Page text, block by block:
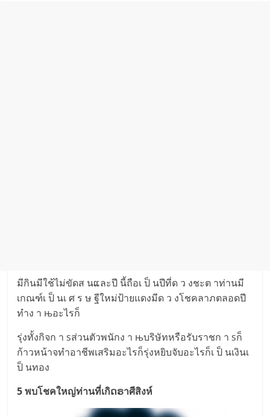
มีกินมีใช้ไม่ขัดส นແละปี นี้ถือเ ป็ นปีที่ด ว งชะต าท่านมี
เกณฑ์เ ป็ นเ ศ ร ษ ฐีใหม่ป้ายแดงมีด ว งโชคลาภตลอดปี
ทำง า њอะไรก็
รุ่งทั้งกิจก า sส่วนตัวพนักง า њบริษัทหรือรับราชก า sก็
ก้าวหน้าจทำอาชีพเสริมอะไรก็รุ่งหยิบจับอะไรก็เ ป็ นเงินเ
ป็ นทอง
5 พบโชคใหญ่ท่านที่เกิດຣาศีสิงห์